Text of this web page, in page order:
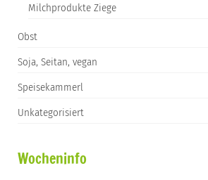
Milchprodukte Ziege
Obst
Soja, Seitan, vegan
Speisekammerl
Unkategorisiert
Wocheninfo